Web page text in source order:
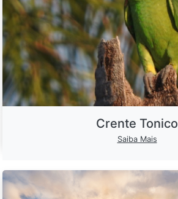
Crente Tonico
Saiba Mais